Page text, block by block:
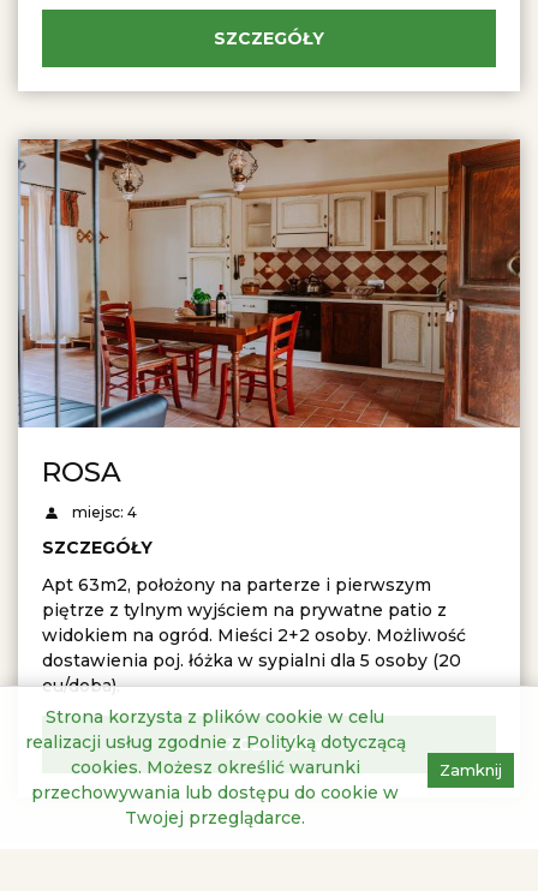
SZCZEGÓŁY
ROSA
miejsc: 4
SZCZEGÓŁY
Apt 63m2, położony na parterze i pierwszym
piętrze z tylnym wyjściem na prywatne patio z
widokiem na ogród. Mieści 2+2 osoby. Możliwość
dostawienia poj. łóżka w sypialni dla 5 osoby (20
eu/doba).
SZCZEGÓŁY
Strona korzysta z plików cookie w celu
realizacji usług zgodnie z Polityką dotyczącą
cookies. Możesz określić warunki
przechowywania lub dostępu do cookie w
Twojej przeglądarce.
Zamknij